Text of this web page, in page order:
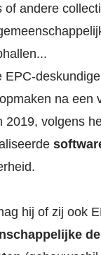
of andere
EPC-deskundige
na een
2019, volgens
hij of zij ook